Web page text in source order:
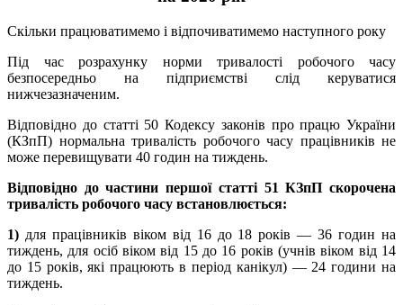
Скільки працюватимемо і відпочиватимемо наступного року
Під час розрахунку норми тривалості робочого часу
безпосередньо на підприємстві слід керуватися
нижчезазначеним.
Відповідно до статті 50 Кодексу законів про працю України
(КЗпП) нормальна тривалість робочого часу працівників не
може перевищувати 40 годин на тиждень.
Відповідно до частини першої статті 51 КЗпП скорочена
тривалість робочого часу встановлюється:
1) для працівників віком від 16 до 18 років — 36 годин на
тиждень, для осіб віком від 15 до 16 років (учнів віком від 14
до 15 років, які працюють в період канікул) — 24 години на
тиждень.